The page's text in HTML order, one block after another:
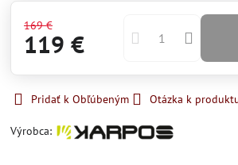
169 €
119 €
Pridať k Obľúbeným Otázka k
Výrobca: